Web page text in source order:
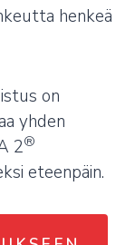
henkeä
on
yhden
2®
eteenpäin.